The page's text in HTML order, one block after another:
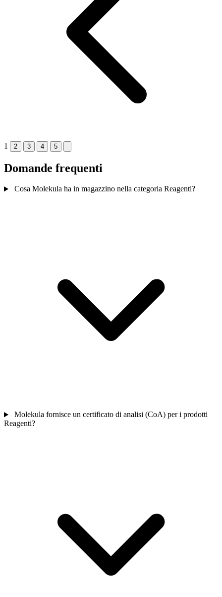
1 2 3 4 5
Domande frequenti
Cosa Molekula ha in magazzino nella categoria Reagenti?
Molekula fornisce un certificato di analisi (CoA) per i prodotti
Reagenti?